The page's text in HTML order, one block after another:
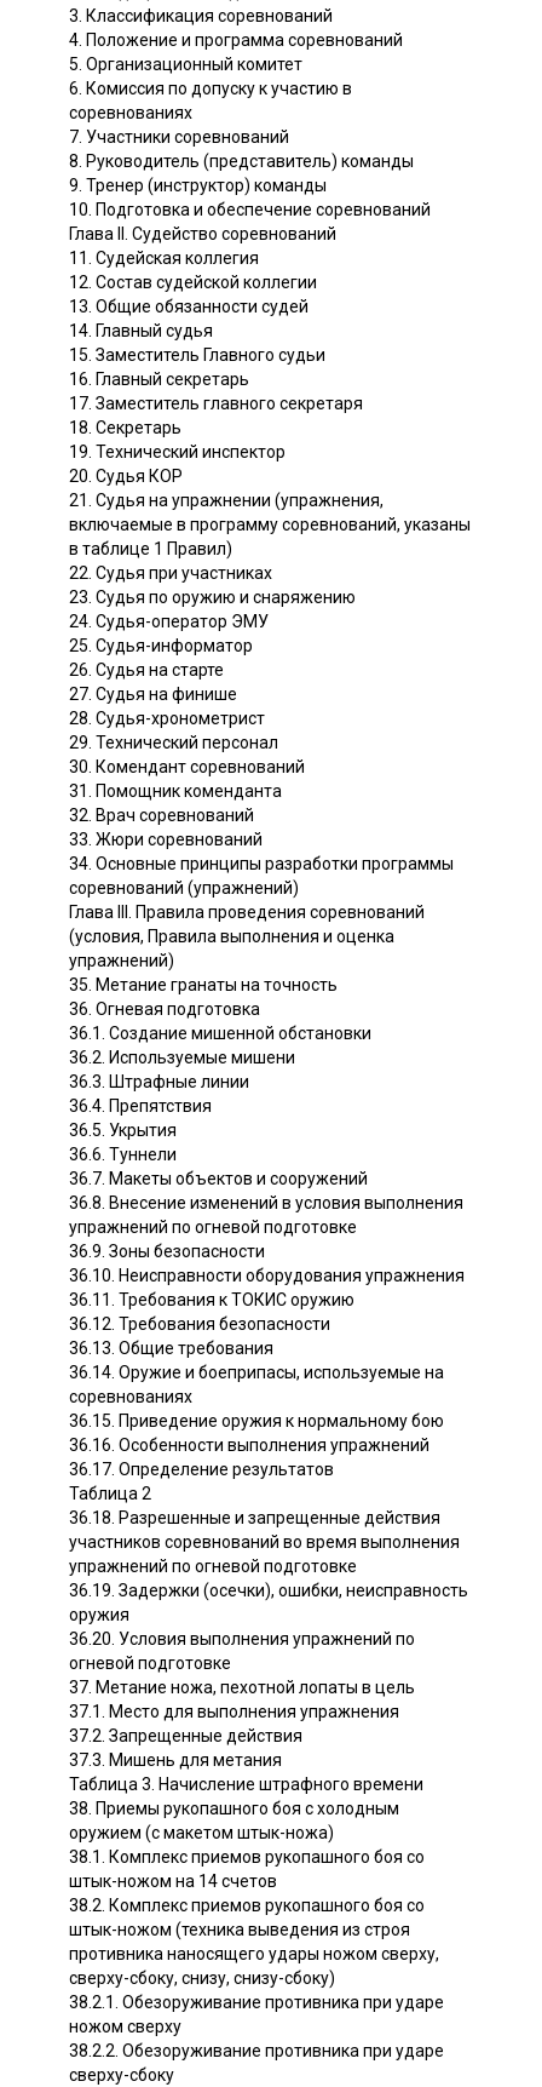
3. Классификация соревнований
4. Положение и программа соревнований
5. Организационный комитет
6. Комиссия по допуску к участию в
соревнованиях
7. Участники соревнований
8. Руководитель (представитель) команды
9. Тренер (инструктор) команды
10. Подготовка и обеспечение соревнований
Глава II. Судейство соревнований
11. Судейская коллегия
12. Состав судейской коллегии
13. Общие обязанности судей
14. Главный судья
15. Заместитель Главного судьи
16. Главный секретарь
17. Заместитель главного секретаря
18. Секретарь
19. Технический инспектор
20. Судья КОР
21. Судья на упражнении (упражнения,
включаемые в программу соревнований, указаны
в таблице 1 Правил)
22. Судья при участниках
23. Судья по оружию и снаряжению
24. Судья-оператор ЭМУ
25. Судья-информатор
26. Судья на старте
27. Судья на финише
28. Судья-хронометрист
29. Технический персонал
30. Комендант соревнований
31. Помощник коменданта
32. Врач соревнований
33. Жюри соревнований
34. Основные принципы разработки программы
соревнований (упражнений)
Глава III. Правила проведения соревнований
(условия, Правила выполнения и оценка
упражнений)
35. Метание гранаты на точность
36. Огневая подготовка
36.1. Создание мишенной обстановки
36.2. Используемые мишени
36.3. Штрафные линии
36.4. Препятствия
36.5. Укрытия
36.6. Туннели
36.7. Макеты объектов и сооружений
36.8. Внесение изменений в условия выполнения
упражнений по огневой подготовке
36.9. Зоны безопасности
36.10. Неисправности оборудования упражнения
36.11. Требования к ТОКИС оружию
36.12. Требования безопасности
36.13. Общие требования
36.14. Оружие и боеприпасы, используемые на
соревнованиях
36.15. Приведение оружия к нормальному бою
36.16. Особенности выполнения упражнений
36.17. Определение результатов
Таблица 2
36.18. Разрешенные и запрещенные действия
участников соревнований во время выполнения
упражнений по огневой подготовке
36.19. Задержки (осечки), ошибки, неисправность
оружия
36.20. Условия выполнения упражнений по
огневой подготовке
37. Метание ножа, пехотной лопаты в цель
37.1. Место для выполнения упражнения
37.2. Запрещенные действия
37.3. Мишень для метания
Таблица 3. Начисление штрафного времени
38. Приемы рукопашного боя с холодным
оружием (с макетом штык-ножа)
38.1. Комплекс приемов рукопашного боя со
штык-ножом на 14 счетов
38.2. Комплекс приемов рукопашного боя со
штык-ножом (техника выведения из строя
противника наносящего удары ножом сверху,
сверху-сбоку, снизу, снизу-сбоку)
38.2.1. Обезоруживание противника при ударе
ножом сверху
38.2.2. Обезоруживание противника при ударе
сверху-сбоку